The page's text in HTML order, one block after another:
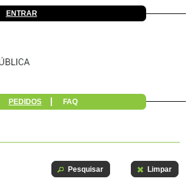
ENTRAR
PEDIDOS FAQ
Pesquisar Limpar